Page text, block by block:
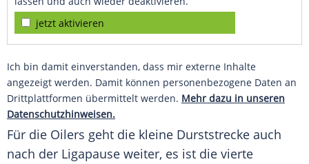
jetzt aktivieren
Ich bin damit einverstanden, dass mir externe Inhalte
angezeigt werden. Damit können personenbezogene Daten an
Drittplattformen übermittelt werden. Mehr dazu in unseren
Datenschutzhinweisen.
Für die Oilers geht die kleine Durststrecke auch
nach der Ligapause weiter, es ist die vierte